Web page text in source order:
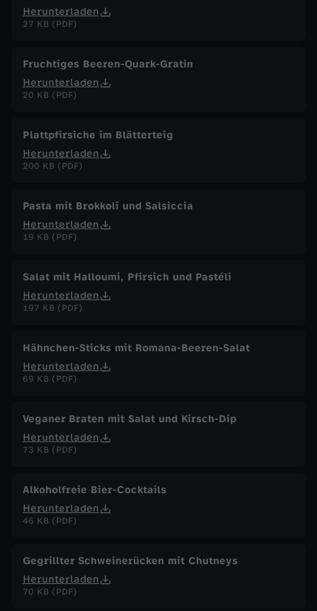
Herunterladen
27 KB (PDF)
Fruchtiges Beeren-Quark-Gratin
Herunterladen
20 KB (PDF)
Plattpfirsiche im Blätterteig
Herunterladen
200 KB (PDF)
Pasta mit Brokkoli und Salsiccia
Herunterladen
19 KB (PDF)
Salat mit Halloumi, Pfirsich und Pastéli
Herunterladen
197 KB (PDF)
Hähnchen-Sticks mit Romana-Beeren-Salat
Herunterladen
69 KB (PDF)
Veganer Braten mit Salat und Kirsch-Dip
Herunterladen
73 KB (PDF)
Alkoholfreie Bier-Cocktails
Herunterladen
46 KB (PDF)
Gegrillter Schweinerücken mit Chutneys
Herunterladen
70 KB (PDF)